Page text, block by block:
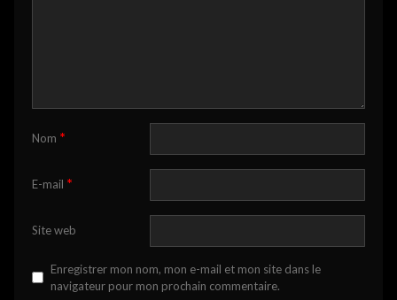
Nom *
E-mail *
Site web
Enregistrer mon nom, mon e-mail et mon site dans le
navigateur pour mon prochain commentaire.